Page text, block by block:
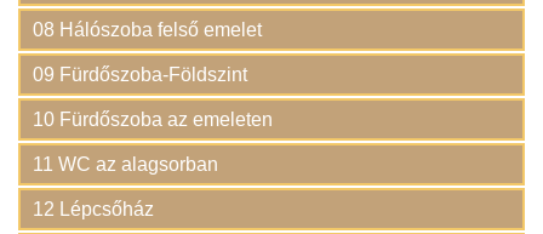
08 Hálószoba felső emelet
09 Fürdőszoba-Földszint
10 Fürdőszoba az emeleten
11 WC az alagsorban
12 Lépcsőház